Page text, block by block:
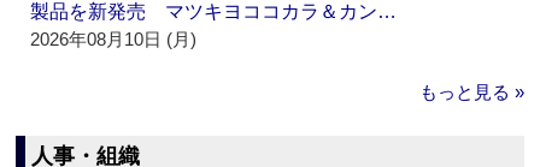
製品を新発売 マツキヨココカラ＆カン…
2026年08月10日 (月)
もっと見る »
人事・組織